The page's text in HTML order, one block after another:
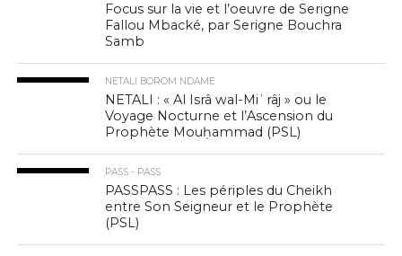
Focus sur la vie et l’oeuvre de Serigne
Fallou Mbacké, par Serigne Bouchra
Samb
NETALI BOROM NDAME
NETALI : « Al Isrâ wal-Miʿrâj » ou le
Voyage Nocturne et l’Ascension du
Prophète Mouḥammad (PSL)
PASS - PASS
PASSPASS : Les périples du Cheikh
entre Son Seigneur et le Prophète
(PSL)